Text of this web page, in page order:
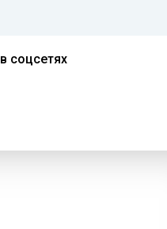
соцсетях